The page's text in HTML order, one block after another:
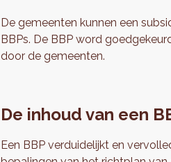
De gemeenten kunnen een
BBPs. De BBP word
door de gemeenten.
De inhoud van een
Een BBP verduidelijkt en